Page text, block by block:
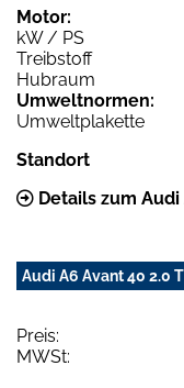
Motor:
kW / PS
Treibstoff
Hubraum
Umweltnormen:
Umweltplakette
Standort
Details zum
Audi A6 Avant 40 2.0
Preis:
MWSt: